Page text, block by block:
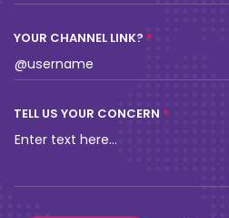
YOUR CHANNEL LINK?
TELL US YOUR CONCERN